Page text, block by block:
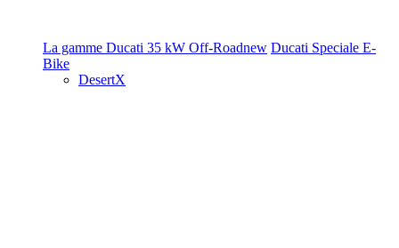
La gamme Ducati 35 kW Off-Roadnew Ducati Speciale E-
Bike
DesertX